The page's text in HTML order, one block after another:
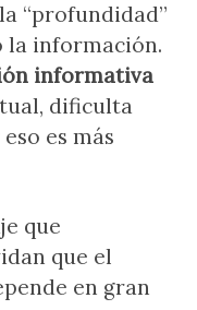
“profundidad”
la información.
informativa
dificulta
es más
que
que el
en gran